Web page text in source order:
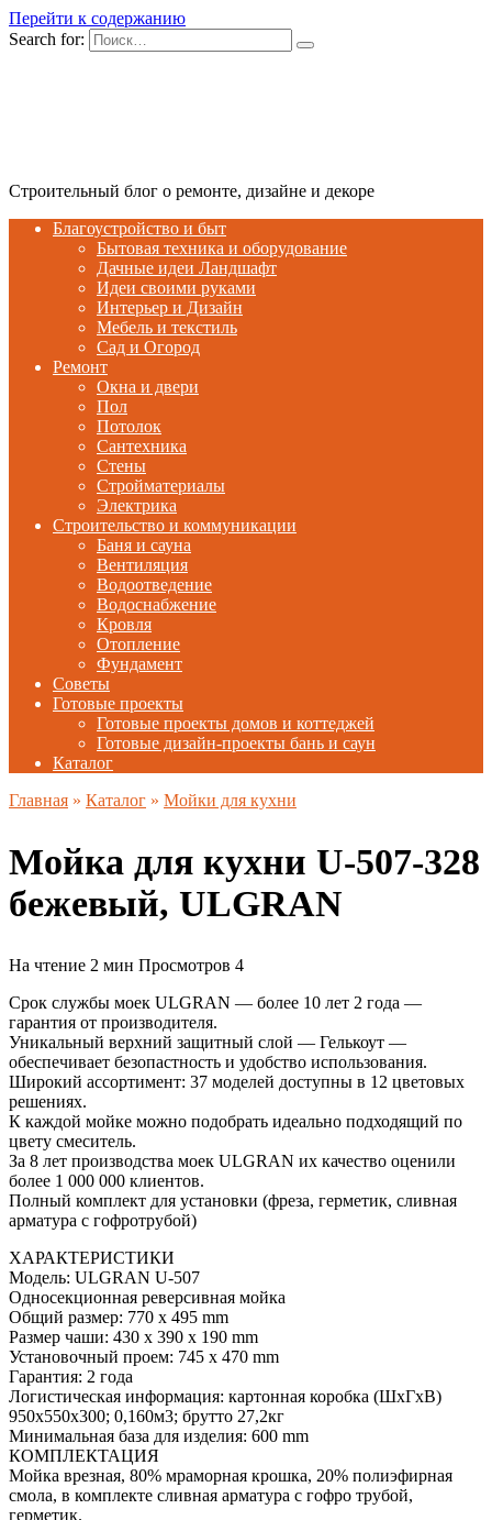
Перейти к содержанию
Search for:
Строительный блог о ремонте, дизайне и декоре
Благоустройство и быт
Бытовая техника и оборудование
Дачные идеи Ландшафт
Идеи своими руками
Интерьер и Дизайн
Мебель и текстиль
Сад и Огород
Ремонт
Окна и двери
Пол
Потолок
Сантехника
Стены
Стройматериалы
Электрика
Строительство и коммуникации
Баня и сауна
Вентиляция
Водоотведение
Водоснабжение
Кровля
Отопление
Фундамент
Советы
Готовые проекты
Готовые проекты домов и коттеджей
Готовые дизайн-проекты бань и саун
Каталог
Главная » Каталог » Мойки для кухни
Мойка для кухни U-507-328
бежевый, ULGRAN
На чтение 2 мин Просмотров 4
Срок службы моек ULGRAN — более 10 лет 2 года —
гарантия от производителя.
Уникальный верхний защитный слой — Гелькоут —
обеспечивает безопастность и удобство использования.
Широкий ассортимент: 37 моделей доступны в 12 цветовых
решениях.
К каждой мойке можно подобрать идеально подходящий по
цвету смеситель.
За 8 лет производства моек ULGRAN их качество оценили
более 1 000 000 клиентов.
Полный комплект для установки (фреза, герметик, сливная
арматура с гофротрубой)
ХАРАКТЕРИСТИКИ
Модель: ULGRAN U-507
Односекционная реверсивная мойка
Общий размер: 770 х 495 mm
Размер чаши: 430 х 390 х 190 mm
Установочный проем: 745 х 470 mm
Гарантия: 2 года
Логистическая информация: картонная коробка (ШхГхВ)
950х550х300; 0,160м3; брутто 27,2кг
Минимальная база для изделия: 600 mm
КОМПЛЕКТАЦИЯ
Мойка врезная, 80% мраморная крошка, 20% полиэфирная
смола, в комплекте сливная арматура c гофро трубой,
герметик.